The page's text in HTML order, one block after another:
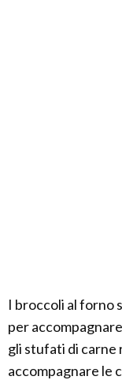
I broccoli al forno
per
gli stufati di carne
accompagnare le